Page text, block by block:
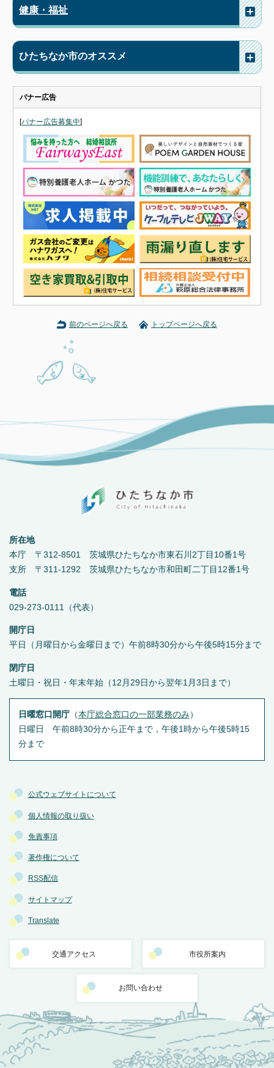
健康・福祉
ひたちなか市のオススメ
バナー広告
[バナー広告募集中]
前のページへ戻る トップページへ戻る
公式ウェブサイトについて
個人情報の取り扱い
免責事項
著作権について
RSS配信
サイトマップ
Translate
交通アクセス 市役所案内
お問い合わせ
所在地
本庁 〒312-8501 茨城県ひたちなか市東石川2丁目10番1号
支所 〒311-1292 茨城県ひたちなか市和田町二丁目12番1号
電話
029-273-0111（代表）
開庁日
平日（月曜日から金曜日まで）午前8時30分から午後5時15分まで
閉庁日
土曜日・祝日・年末年始（12月29日から翌年1月3日まで）
日曜窓口開庁（本庁総合窓口の一部業務のみ ）
日曜日 午前8時30分から正午まで，午後1時から午後5時15
分まで